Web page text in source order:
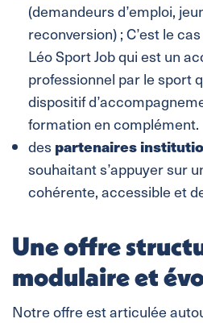
(demandeurs d’emploi,
reconversion) ; C’est le
Léo Sport Job qui est un
professionnel par le sport
dispositif
formation en complément.
des partenaires
souhaitant s’appuyer sur
cohérente, accessible et
Une offre
modulaire et
Notre offre est articulée